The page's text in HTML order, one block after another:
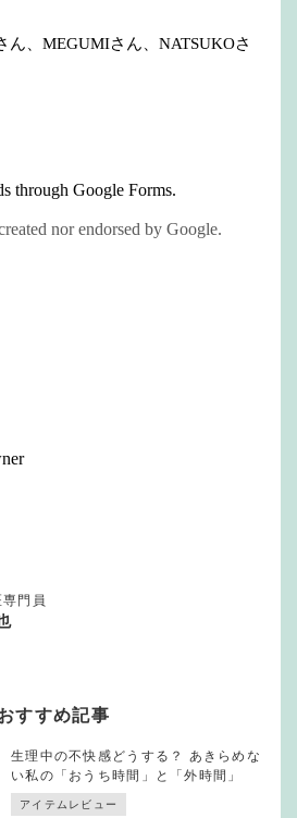
専門員
すすめ記事
生理中の不快感どうする？ あきらめな
い私の「おうち時間」と「外時間」
アイテムレビュー